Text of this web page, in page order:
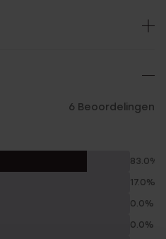
6 Beoordelingen
83.0%
17.0%
0.0%
0.0%